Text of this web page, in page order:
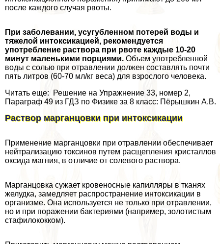
после каждого случая рвоты.
При заболевании, усугубленном потерей воды и
тяжелой интоксикацией, рекомендуется
употрeбление раствора при рвоте каждые 10-20
минут маленькими порциями. Объем употрeбленной
воды с солью при отравлении должен составлять почти
пять литров (60-70 мл/кг веса) для взрослого человека.
Читать еще: Решение на Упражнение 33, номер 2,
Параграф 49 из ГДЗ по Физике за 8 класс: Пёрышкин А.В.
Раствор марганцовки при интоксикации
Применение марганцовки при отравлении обеспечивает
нейтрализацию токсинов путем расщепления кристаллов
оксида магния, в отличие от солевого раствора.
Марганцовка сужает кровеносные капилляры в тканях
желудка, замедляет распространение интоксикации в
организме. Она используется не только при отравлении,
но и при поражении бактериями (например, золотистым
стафилококком).